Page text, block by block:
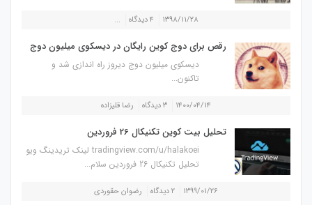
۱۳۹۸/۱۱/۲۸ ۴ دیدگاه ...
رقص برای دوج کوین رایگان در دیسکوی میلیون دوج
دیسکوی میلیون دوج دیروز راه اندازی شد و
تاکنون...
۱۴۰۰/۰۴/۱۴ ۳ دیدگاه رضا قلیزاده
تحلیل بیت کوین تکنیکال 26 فروردین
tradingview.com/u/halakoei لینک تریدینگ ویو
تحلیل تکنیکال 26 فروردین سلام...
۱۳۹۹/۰۱/۲۶ ۲ دیدگاه رضوان حقوردی